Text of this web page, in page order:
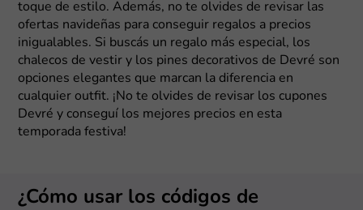
toque de estilo. Además, no te olvides de revisar las
ofertas navideñas para conseguir regalos a precios
inigualables. Si buscás un regalo más especial, los
chalecos de vestir y los pines decorativos de Devré son
opciones elegantes que marcan la diferencia en
cualquier outfit. ¡No te olvides de revisar los cupones
Devré y conseguí los mejores precios en esta
temporada festiva!
¿Cómo usar los códigos de